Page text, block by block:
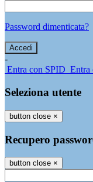
Password dimenticata?
-
Entra con SPID Entra
Seleziona utente
button close ×
Recupero
button close ×